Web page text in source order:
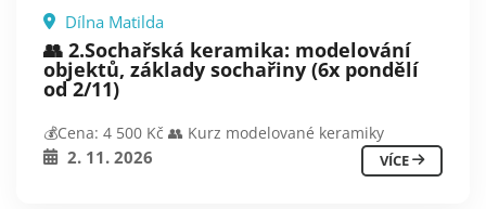
Dílna Matilda
👥 2.Sochařská keramika: modelování
objektů, základy sochařiny (6x pondělí
od 2/11)
💰Cena: 4 500 Kč 👥 Kurz modelované keramiky
2. 11. 2026 VÍCE